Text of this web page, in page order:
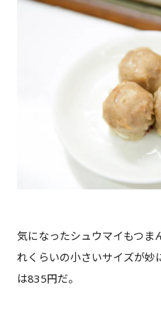
気になったシュウマイもつま
れくらいの小さいサイズが妙
は835円だ。